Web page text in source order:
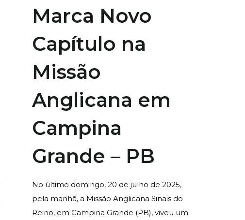
Marca Novo
Capítulo na
Missão
Anglicana em
Campina
Grande – PB
No último domingo, 20 de julho de 2025,
pela manhã, a Missão Anglicana Sinais do
Reino, em Campina Grande (PB), viveu um